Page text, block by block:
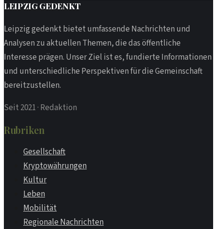
LEIPZIGGEDENKT
Leipzig gedenkt bietet umfassende Nachrichten und
Analysen zu aktuellen Themen, die das öffentliche
Interesse prägen. Unser Ziel ist es, fundierte Informationen
und unterschiedliche Perspektiven für die Gemeinschaft
bereitzustellen.
Seit 2021 · Redaktion
Rubriken
Gesellschaft
Kryptowährungen
Kultur
Leben
Mobilität
Regionale Nachrichten